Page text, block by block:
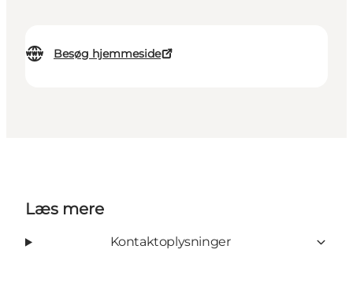
Besøg hjemmeside
Læs mere
Kontaktoplysninger